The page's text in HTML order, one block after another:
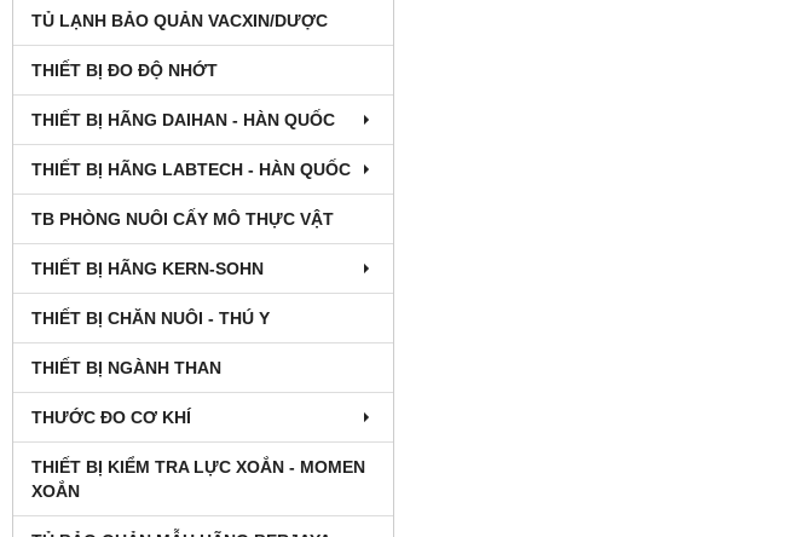
TỦ LẠNH BẢO QUẢN VACXIN/DƯỢC
THIẾT BỊ ĐO ĐỘ NHỚT
THIẾT BỊ HÃNG DAIHAN - HÀN QUỐC
THIẾT BỊ HÃNG LABTECH - HÀN QUỐC
TB PHÒNG NUÔI CẤY MÔ THỰC VẬT
THIẾT BỊ HÃNG KERN-SOHN
THIẾT BỊ CHĂN NUÔI - THÚ Y
THIẾT BỊ NGÀNH THAN
THƯỚC ĐO CƠ KHÍ
THIẾT BỊ KIỂM TRA LỰC XOẮN - MOMEN
XOẮN